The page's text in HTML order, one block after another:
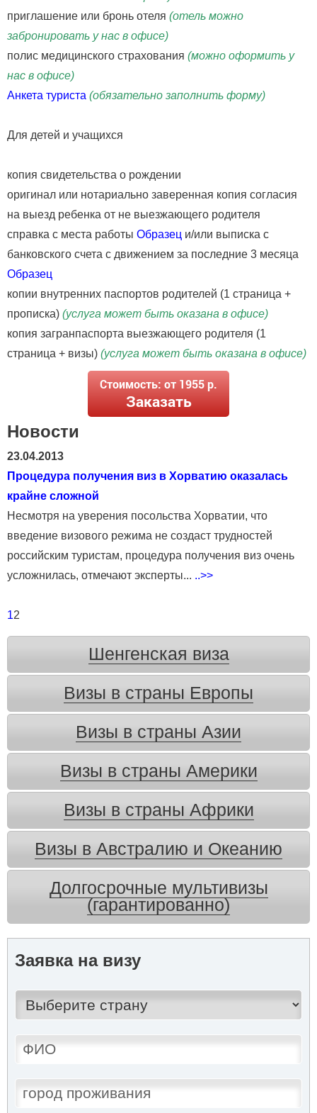
приглашение или бронь отеля (отель можно
забронировать у нас в офисе)
полис медицинского страхования (можно оформить у
нас в офисе)
Анкета туриста (обязательно заполнить форму)
Для детей и учащихся
копия свидетельства о рождении
оригинал или нотариально заверенная копия согласия
на выезд ребенка от не выезжающего родителя
справка с места работы Образец и/или выписка с
банковского счета с движением за последние 3 месяца
Образец
копии внутренних паспортов родителей (1 страница +
прописка) (услуга может быть оказана в офисе)
копия загранпаспорта выезжающего родителя (1
страница + визы) (услуга может быть оказана в офисе)
Стоимость: от 1955 р.
Заказать
Новости
23.04.2013
Процедура получения виз в Хорватию оказалась
крайне сложной
Несмотря на уверения посольства Хорватии, что
введение визового режима не создаст трудностей
российским туристам, процедура получения виз очень
усложнилась, отмечают эксперты... ..>>
12
Шенгенская виза
Визы в страны Европы
Визы в страны Азии
Визы в страны Америки
Визы в страны Африки
Визы в Австралию и Океанию
Долгосрочные мультивизы
(гарантированно)
Заявка на визу